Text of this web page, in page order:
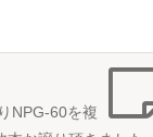
NPG-60を複